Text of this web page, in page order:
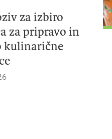
za izbiro
za pripravo in
kulinarične